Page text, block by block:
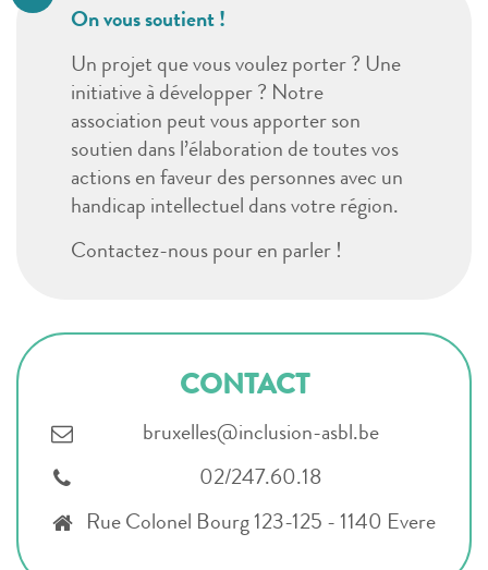
On vous soutient !
Un projet que vous voulez porter ? Une
initiative à développer ? Notre
association peut vous apporter son
soutien dans l’élaboration de toutes vos
actions en faveur des personnes avec un
handicap intellectuel dans votre région.
Contactez-nous pour en parler !
CONTACT
bruxelles@inclusion-asbl.be
02/247.60.18
Rue Colonel Bourg 123-125 - 1140 Evere